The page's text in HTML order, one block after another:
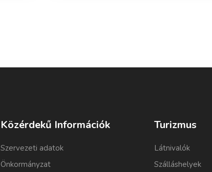
Közérdekű Információk
Szervezeti adatok
Önkormányzat
Turizmus
Látnivalók
Szálláshelyek